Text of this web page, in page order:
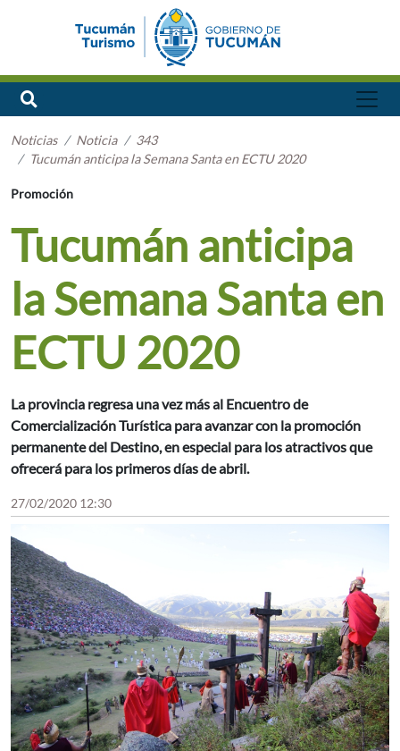
Noticias Noticia
343
Tucumán anticipa la Semana Santa en ECTU 2020
Promoción
Tucumán anticipa
la Semana Santa en
ECTU 2020
La provincia regresa una vez más al Encuentro de
Comercialización Turística para avanzar con la promoción
permanente del Destino, en especial para los atractivos que
ofrecerá para los primeros días de abril.
27/02/2020 12:30